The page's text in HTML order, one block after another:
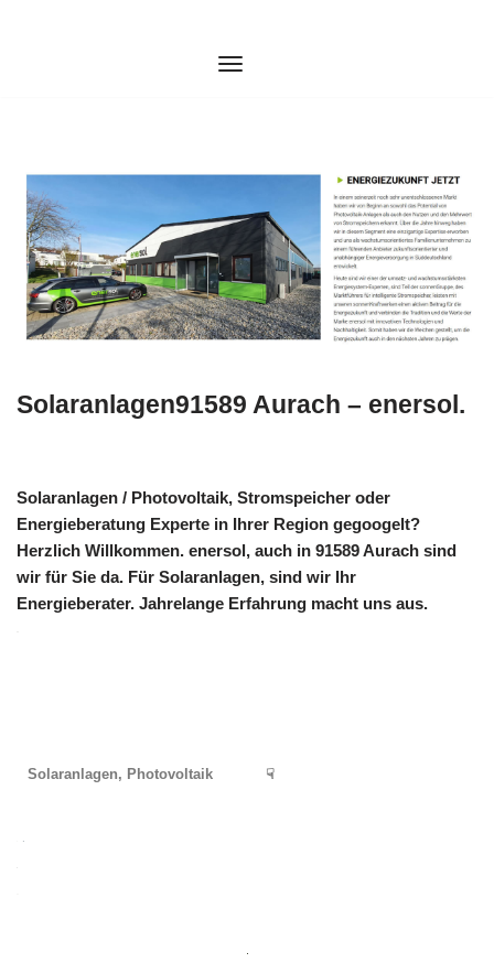
Solaranlagen91589 Aurach – enersol.
Solaranlagen / Photovoltaik, Stromspeicher oder
Energieberatung Experte in Ihrer Region gegoogelt?
Herzlich Willkommen. enersol, auch in 91589 Aurach sind
wir für Sie da. Für Solaranlagen, sind wir Ihr
Energieberater. Jahrelange Erfahrung macht uns aus.
Solaranlagen, Photovoltaik ☟